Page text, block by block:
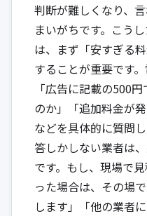
判断が難しくなり、
まいがちです。こう
は、まず「安すぎる
することが重要です
「広告に記載の500
のか」「追加料金が
などを具体的に質問
答しかしない業者は
です。もし、現場で
った場合は、その場
します」「他の業者